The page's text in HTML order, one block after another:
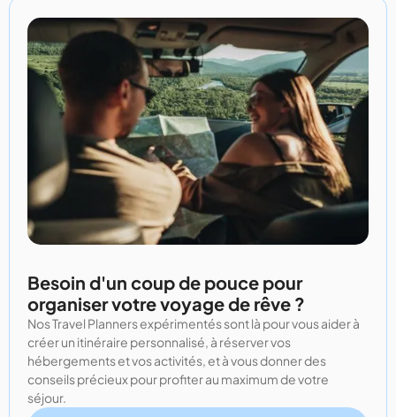
Besoin d'un coup de pouce pour
organiser votre voyage de rêve ?
Nos Travel Planners expérimentés sont là pour vous aider à
créer un itinéraire personnalisé, à réserver vos
hébergements et vos activités, et à vous donner des
conseils précieux pour profiter au maximum de votre
séjour.